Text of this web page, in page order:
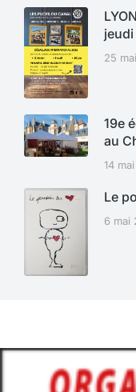
25
19e
au
14
Le
6 mai